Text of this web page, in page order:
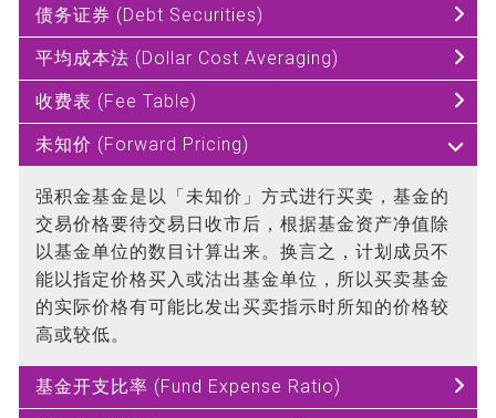
债务证券 (Debt Securities)
平均成本法 (Dollar Cost Averaging)
收费表 (Fee Table)
未知价 (Forward Pricing)
强积金基金是以「未知价」方式进行买卖，基金的
交易价格要待交易日收市后，根据基金资产净值除
以基金单位的数目计算出来。换言之，计划成员不
能以指定价格买入或沽出基金单位，所以买卖基金
的实际价格有可能比发出买卖指示时所知的价格较
高或较低。
基金开支比率 (Fund Expense Ratio)